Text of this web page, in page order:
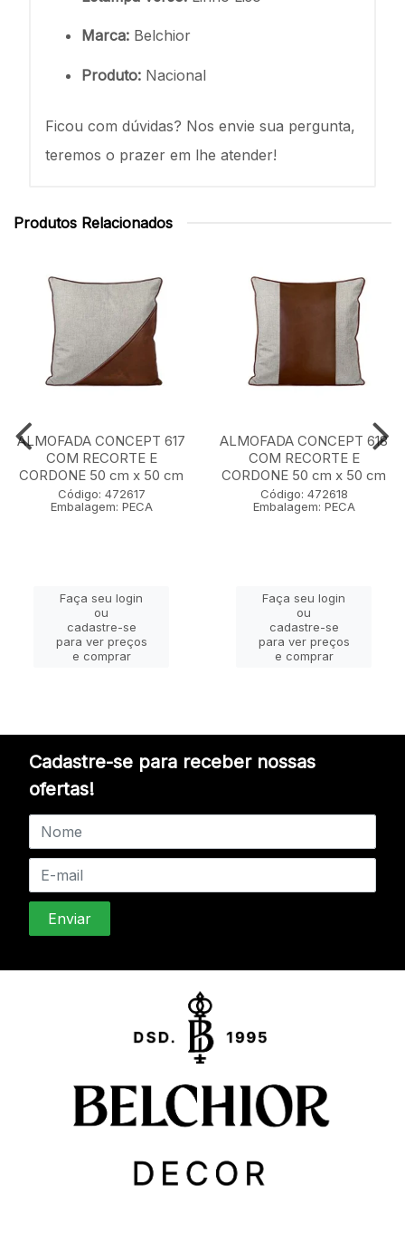
Marca: Belchior
Produto: Nacional
Ficou com dúvidas? Nos envie sua pergunta,
teremos o prazer em lhe atender!
Produtos Relacionados
ALMOFADA CONCEPT 617
COM RECORTE E
CORDONE 50 cm x 50 cm
Código: 472617
Embalagem: PECA
Faça seu login
ou
cadastre-se
para ver preços
e comprar
ALMOFADA CONCEPT 618
COM RECORTE E
CORDONE 50 cm x 50 cm
Código: 472618
Embalagem: PECA
Faça seu login
ou
cadastre-se
para ver preços
e comprar
Cadastre-se para receber nossas
ofertas!